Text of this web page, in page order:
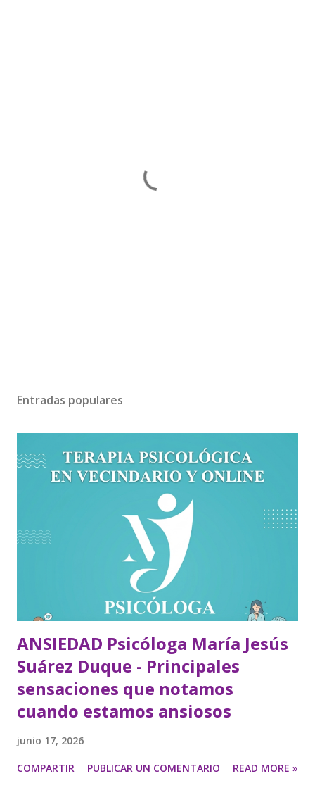
Entradas populares
ANSIEDAD Psicóloga María Jesús
Suárez Duque - Principales
sensaciones que notamos
cuando estamos ansiosos
junio 17, 2026
COMPARTIR PUBLICAR UN COMENTARIO READ MORE »